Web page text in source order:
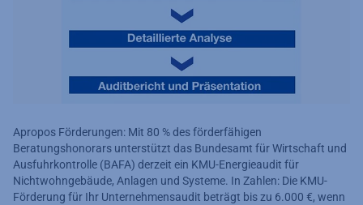
Apropos Förderungen: Mit 80 % des förderfähigen
Beratungshonorars unterstützt das Bundesamt für Wirtschaft und
Ausfuhrkontrolle (BAFA) derzeit ein KMU-Energieaudit für
Nichtwohngebäude, Anlagen und Systeme. In Zahlen: Die KMU-
Förderung für Ihr Unternehmensaudit beträgt bis zu 6.000 €, wenn